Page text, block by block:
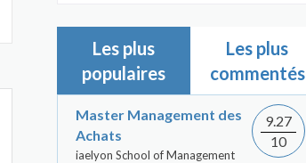
Les plus
populaires
Les plus
commentés
Master Management des
Achats
iaelyon School of Management
9.27
10